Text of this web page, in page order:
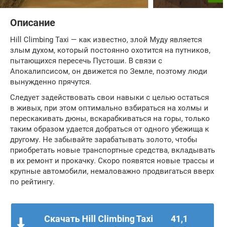
Описание
Hill Climbing Taxi — как известно, злой Муду является
злым духом, который постоянно охотится на путников,
пытающихся пересечь Пустоши. В связи с
Апокалипсисом, он движется по Земле, поэтому люди
вынужденно прячутся.
Следует задействовать свои навыки с целью остаться
в живых, при этом оптимально взбираться на холмы и
перескакивать дюны, вскарабкиваться на горы, только
таким образом удается добраться от одного убежища к
другому. Не забывайте зарабатывать золото, чтобы
приобретать новые транспортные средства, вкладывать
в их ремонт и прокачку. Скоро появятся новые трассы и
крупные автомобили, немаловажно продвигаться вверх
по рейтингу.
Скачать Hill Climbing Taxi
41,1